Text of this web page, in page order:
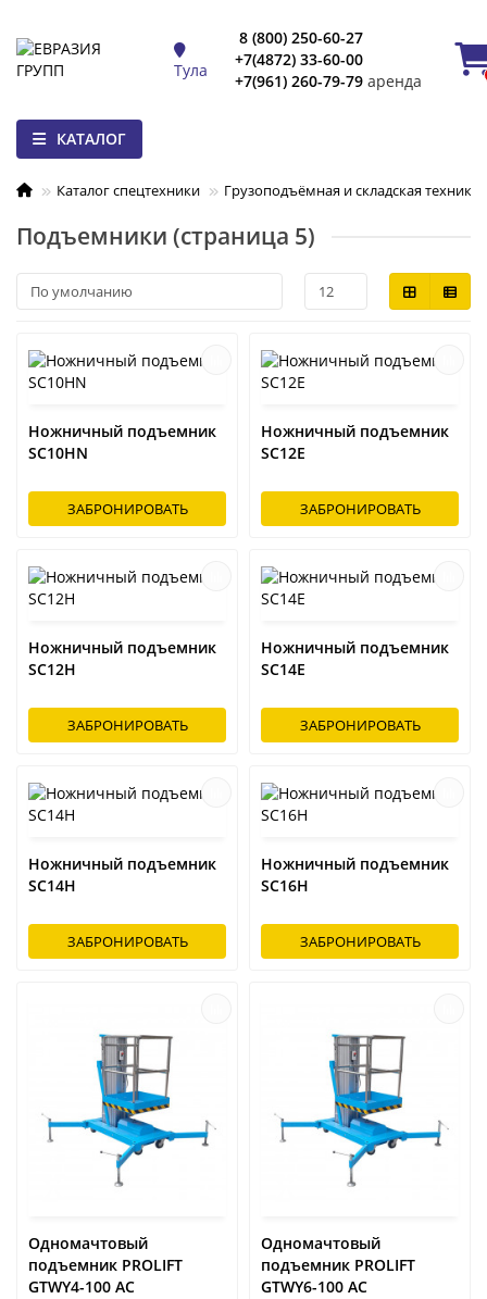
Тула
8 (800) 250-60-27
+7(4872) 33-60-00
+7(961) 260-79-79 аренда
КАТАЛОГ
Каталог спецтехники Грузоподъёмная и складская техника
Подъемники (страница 5)
Ножничный подъемник
SC10HN
ЗАБРОНИРОВАТЬ
Ножничный подъемник
SC12E
ЗАБРОНИРОВАТЬ
Ножничный подъемник
SC12H
ЗАБРОНИРОВАТЬ
Ножничный подъемник
SC14E
ЗАБРОНИРОВАТЬ
Ножничный подъемник
SC14H
ЗАБРОНИРОВАТЬ
Ножничный подъемник
SC16H
ЗАБРОНИРОВАТЬ
Одномачтовый
подъемник PROLIFT
GTWY4-100 AC
Одномачтовый
подъемник PROLIFT
GTWY6-100 AC